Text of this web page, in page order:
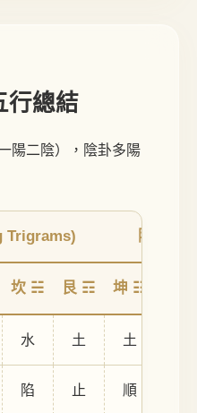
行總結
陽二陰），陰卦多陽
Trigrams) 陰卦
坎 ☵ 艮 ☶ 坤 ☷
水 土 土
陷 止 順